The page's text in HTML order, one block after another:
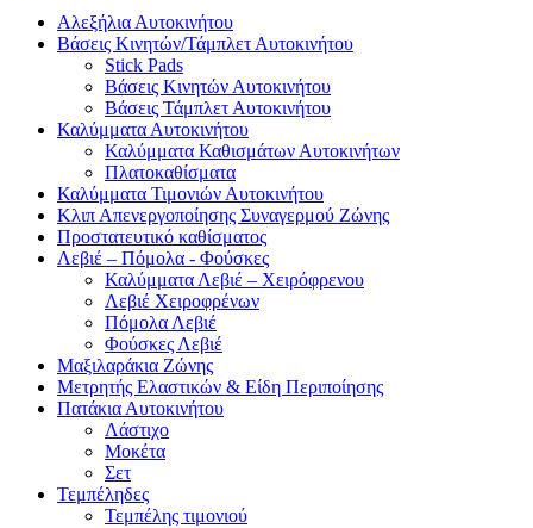
Αλεξήλια Αυτοκινήτου
Βάσεις Κινητών/Τάμπλετ Αυτοκινήτου
Stick Pads
Βάσεις Κινητών Αυτοκινήτου
Βάσεις Τάμπλετ Αυτοκινήτου
Καλύμματα Αυτοκινήτου
Καλύμματα Καθισμάτων Αυτοκινήτων
Πλατοκαθίσματα
Καλύμματα Τιμονιών Αυτοκινήτου
Κλιπ Απενεργοποίησης Συναγερμού Ζώνης
Προστατευτικό καθίσματος
Λεβιέ – Πόμολα - Φούσκες
Καλύμματα Λεβιέ – Χειρόφρενου
Λεβιέ Χειροφρένων
Πόμολα Λεβιέ
Φούσκες Λεβιέ
Μαξιλαράκια Ζώνης
Μετρητής Ελαστικών & Είδη Περιποίησης
Πατάκια Αυτοκινήτου
Λάστιχο
Μοκέτα
Σετ
Τεμπέληδες
Τεμπέλης τιμονιού